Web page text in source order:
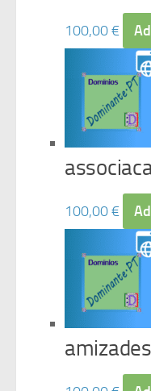
100,00€
100,00€